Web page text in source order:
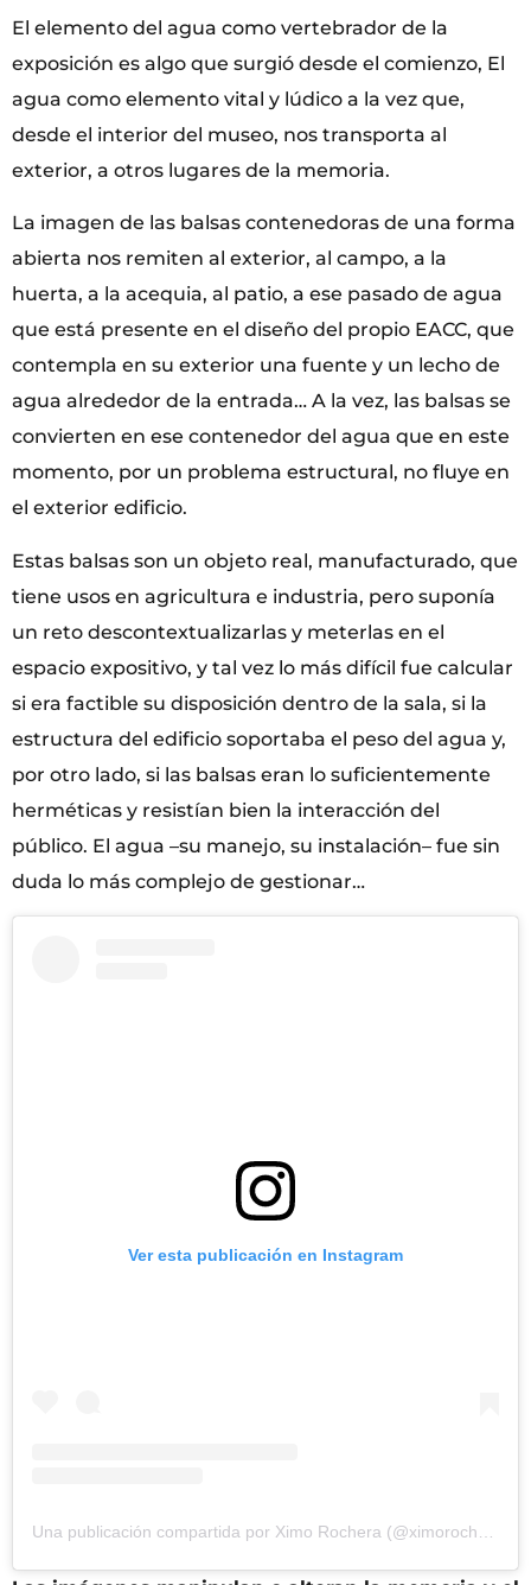
El elemento del agua como vertebrador de la
exposición es algo que surgió desde el comienzo, El
agua como elemento vital y lúdico a la vez que,
desde el interior del museo, nos transporta al
exterior, a otros lugares de la memoria.
La imagen de las balsas contenedoras de una forma
abierta nos remiten al exterior, al campo, a la
huerta, a la acequia, al patio, a ese pasado de agua
que está presente en el diseño del propio EACC, que
contempla en su exterior una fuente y un lecho de
agua alrededor de la entrada… A la vez, las balsas se
convierten en ese contenedor del agua que en este
momento, por un problema estructural, no fluye en
el exterior edificio.
Estas balsas son un objeto real, manufacturado, que
tiene usos en agricultura e industria, pero suponía
un reto descontextualizarlas y meterlas en el
espacio expositivo, y tal vez lo más difícil fue calcular
si era factible su disposición dentro de la sala, si la
estructura del edificio soportaba el peso del agua y,
por otro lado, si las balsas eran lo suficientemente
herméticas y resistían bien la interacción del
público. El agua –su manejo, su instalación– fue sin
duda lo más complejo de gestionar…
Ver esta publicación en Instagram